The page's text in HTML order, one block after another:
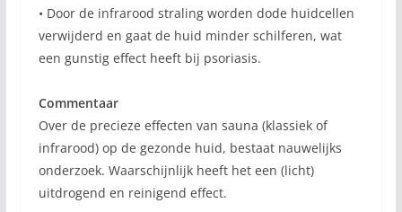
• Door de infrarood straling worden dode huidcellen
verwijderd en gaat de huid minder schilferen, wat
een gunstig effect heeft bij psoriasis.
Commentaar
Over de precieze effecten van sauna (klassiek of
infrarood) op de gezonde huid, bestaat nauwelijks
onderzoek. Waarschijnlijk heeft het een (licht)
uitdrogend en reinigend effect.